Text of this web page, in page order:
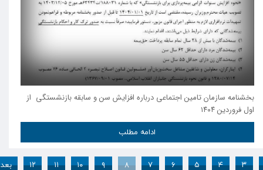
بخشنامه سازمان تامین اجتماعی درباره افزایش سن و سابقه بازنشستگی از
اول فروردین ۱۴۰۴
ادامه مطلب
۳ ۴ ۵ ۶ ۷ ۸ ۹ ۱۰ ۱۱ ۱۲